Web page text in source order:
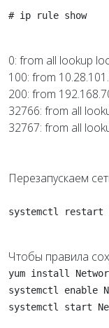
# ip rule show
0: from all lookup
100: from
200: from
32766: from all
32767: from all
Перезапускаем
systemctl restart
Чтобы правила
yum install
systemctl enable
systemctl start